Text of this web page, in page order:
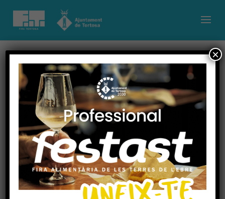
La vint-i-cinquena
edició
d’Ebreokasió
posarà a la venda
més de 300
vehicles de segona
mà i de quilòmetre
×